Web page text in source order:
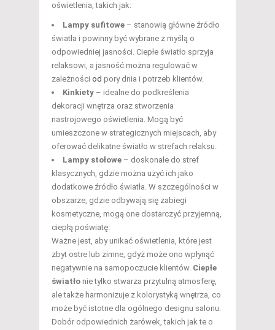
oświetlenia, takich jak:
Lampy sufitowe – stanowią główne źródło
światła i powinny być wybrane z myślą o
odpowiedniej jasności. Ciepłe światło sprzyja
relaksowi, a jasność można regulować w
zależności od pory dnia i potrzeb klientów.
Kinkiety – idealne do podkreślenia
dekoracji wnętrza oraz stworzenia
nastrojowego oświetlenia. Mogą być
umieszczone w strategicznych miejscach, aby
oferować delikatne światło w strefach relaksu.
Lampy stołowe – doskonałe do stref
klasycznych, gdzie można użyć ich jako
dodatkowe źródło światła. W szczególności w
obszarze, gdzie odbywają się zabiegi
kosmetyczne, mogą one dostarczyć przyjemną,
ciepłą poświatę.
Ważne jest, aby unikać oświetlenia, które jest
zbyt ostre lub zimne, gdyż może ono wpłynąć
negatywnie na samopoczucie klientów. Ciepłe
światło nie tylko stwarza przytulną atmosferę,
ale także harmonizuje z kolorystyką wnętrza, co
może być istotne dla ogólnego designu salonu.
Dobór odpowiednich żarówek, takich jak te o